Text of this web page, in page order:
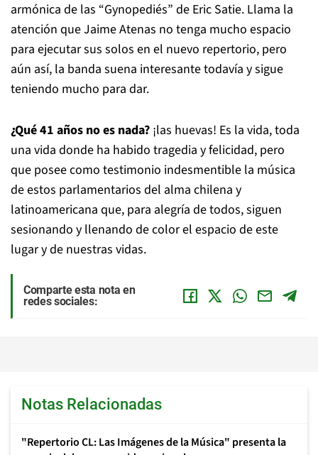
armónica de las “Gynopediés” de Eric Satie. Llama la
atención que Jaime Atenas no tenga mucho espacio
para ejecutar sus solos en el nuevo repertorio, pero
aún así, la banda suena interesante todavía y sigue
teniendo mucho para dar.
¿Qué 41 años no es nada? ¡las huevas! Es la vida, toda
una vida donde ha habido tragedia y felicidad, pero
que posee como testimonio indesmentible la música
de estos parlamentarios del alma chilena y
latinoamericana que, para alegría de todos, siguen
sesionando y llenando de color el espacio de este
lugar y de nuestras vidas.
Comparte esta nota en
redes sociales:
Notas Relacionadas
"Repertorio CL: Las Imágenes de la Música" presenta la